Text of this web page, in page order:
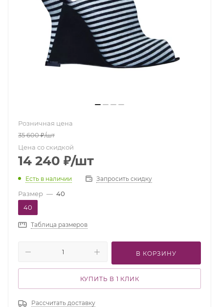
Розничная цена
35 600₽/шт
Цена со скидкой
14 240 ₽/шт
Есть в наличии Запросить скидку
Размер — 40
40
Таблица размеров
В КОРЗИНУ
КУПИТЬ В 1 КЛИК
Рассчитать доставку